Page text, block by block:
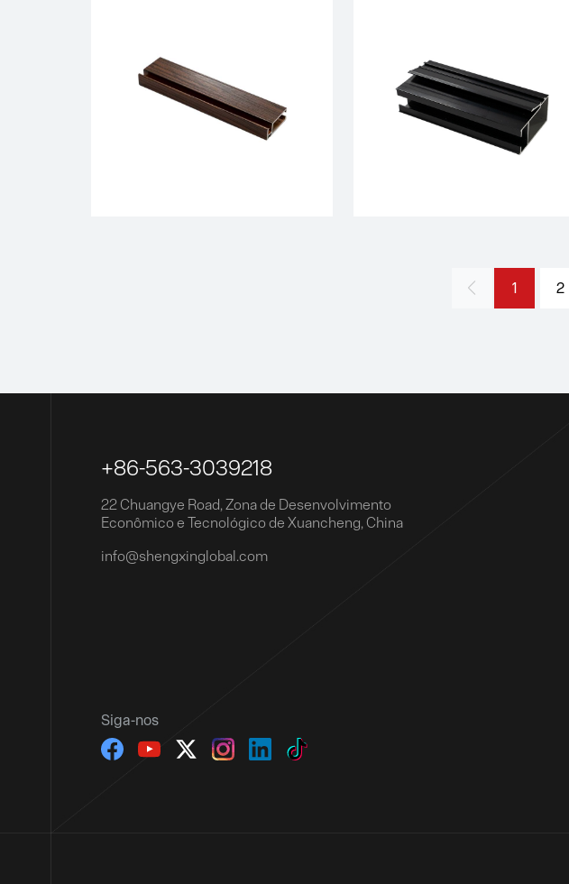
1 2
+86-563-3039218
22 Chuangye Road, Zona de Desenvolvimento
Econômico e Tecnológico de Xuancheng, China
info@shengxinglobal.com
Siga-nos